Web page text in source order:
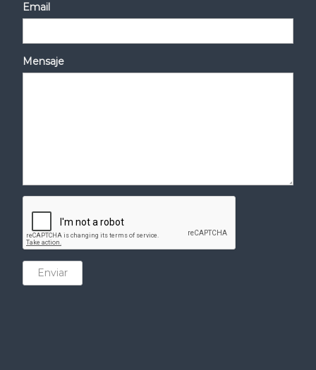
Email
Mensaje
Enviar